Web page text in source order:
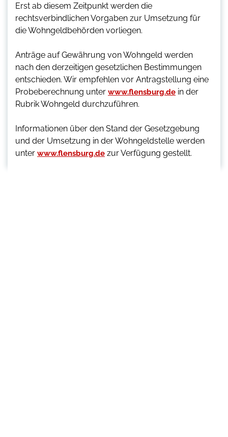
Erst ab diesem Zeitpunkt werden die
rechtsverbindlichen Vorgaben zur Umsetzung für
die Wohngeldbehörden vorliegen.
Anträge auf Gewährung von Wohngeld werden
nach den derzeitigen gesetzlichen Bestimmungen
entschieden. Wir empfehlen vor Antragstellung eine
Probeberechnung unter www.flensburg.de in der
Rubrik Wohngeld durchzuführen.
Informationen über den Stand der Gesetzgebung
und der Umsetzung in der Wohngeldstelle werden
unter www.flensburg.de zur Verfügung gestellt.